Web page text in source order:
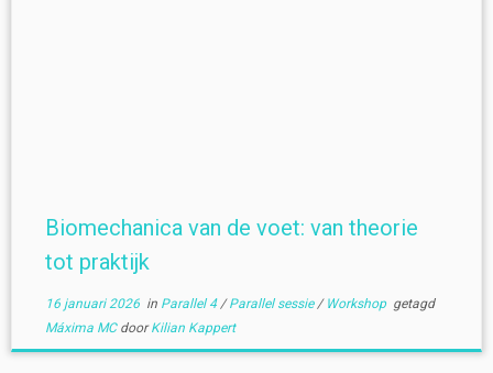
Biomechanica van de voet: van theorie
tot praktijk
16 januari 2026in Parallel 4/Parallel sessie/ Workshop getagd
Máxima MC doorKilian Kappert